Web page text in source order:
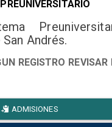
Andrés.
REGISTRO
ADMISIONES